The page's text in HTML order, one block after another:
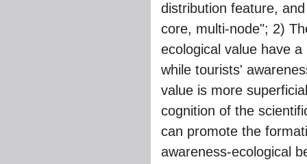
distribution feature,
core, multi-node"; 2)
ecological value have
while tourists'
value is more
cognition of the
can promote the
awareness-ecological